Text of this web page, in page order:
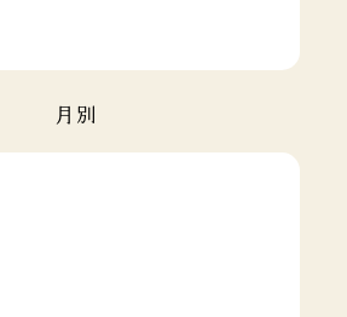
月別